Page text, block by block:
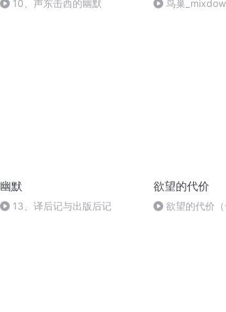
10、声东击西的幽默 鸟巢
幽默
13、译后记与出版后记
欲望的代价
欲望的代价